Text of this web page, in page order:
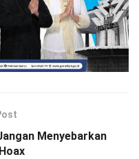
Menyebarkan